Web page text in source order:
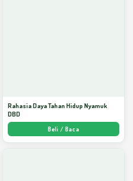
Rahasia Daya Tahan Hidup Nyamuk
DBD
Beli / Baca